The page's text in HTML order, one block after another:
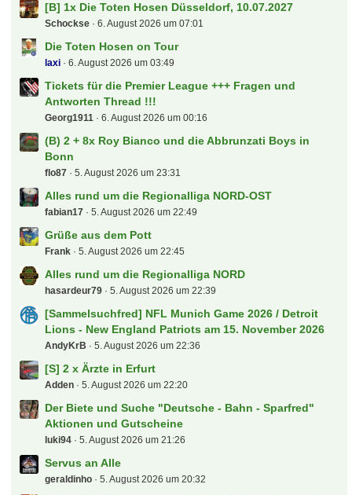
[B] 1x Die Toten Hosen Düsseldorf, 10.07.2027
Schockse 6. August 2026 um 07:01
Die Toten Hosen on Tour
laxi 6. August 2026 um 03:49
Tickets für die Premier League +++ Fragen und
Antworten Thread !!!
Georg1911 6. August 2026 um 00:16
(B) 2 + 8x Roy Bianco und die Abbrunzati Boys in
Bonn
flo87 5. August 2026 um 23:31
Alles rund um die Regionalliga NORD-OST
fabian17 5. August 2026 um 22:49
Grüße aus dem Pott
Frank 5. August 2026 um 22:45
Alles rund um die Regionalliga NORD
hasardeur79 5. August 2026 um 22:39
[Sammelsuchfred] NFL Munich Game 2026 / Detroit
Lions - New England Patriots am 15. November 2026
AndyKrB 5. August 2026 um 22:36
[S] 2 x Ärzte in Erfurt
Adden 5. August 2026 um 22:20
Der Biete und Suche "Deutsche - Bahn - Sparfred"
Aktionen und Gutscheine
luki94 5. August 2026 um 21:26
Servus an Alle
geraldinho 5. August 2026 um 20:32